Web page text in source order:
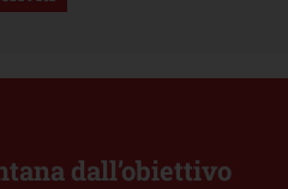
dall’obiettivo